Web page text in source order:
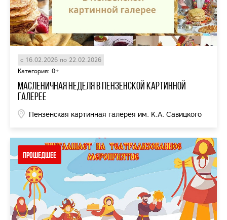
с 16.02.2026 по 22.02.2026
Категория: 0+
Масленичная неделя в Пензенской картинной
галерее
Пензенская картинная галерея им. К.А. Савицкого
Прошедшее